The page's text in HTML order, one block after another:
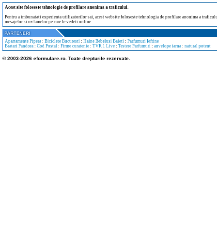
Acest site foloseste tehnologie de profilare anonima a traficului.
Pentru a imbunatati experienta utilizatorilor sai, acest website foloseste tehnologia de profilare anonima a
mesajelor si reclamelor pe care le vedeti online.
Apartamente Pipera : Biciclete Bucuresti : Haine Bebelusi Baieti : Parfumuri Ieftine
Bratari Pandora : Cod Postal : Firme curatenie : TVR 1 Live : Testere Parfumuri : anvelope iarna : natural potent
© 2003-2026 eformulare.ro. Toate drepturile rezervate.